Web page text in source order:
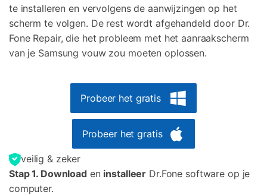
te installeren en vervolgens de aanwijzingen op het
scherm te volgen. De rest wordt afgehandeld door Dr.
Fone Repair, die het probleem met het aanraakscherm
van je Samsung vouw zou moeten oplossen.
Probeer het gratis
Probeer het gratis
veilig & zeker
Stap 1. Download en installeer Dr.Fone software op je
computer.